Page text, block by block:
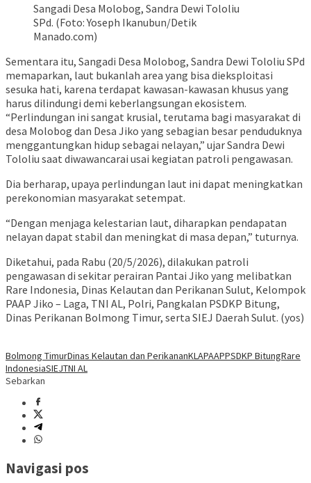
Sangadi Desa Molobog, Sandra Dewi Tololiu
SPd. (Foto: Yoseph Ikanubun/Detik
Manado.com)
Sementara itu, Sangadi Desa Molobog, Sandra Dewi Tololiu SPd
memaparkan, laut bukanlah area yang bisa dieksploitasi
sesuka hati, karena terdapat kawasan-kawasan khusus yang
harus dilindungi demi keberlangsungan ekosistem.
“Perlindungan ini sangat krusial, terutama bagi masyarakat di
desa Molobog dan Desa Jiko yang sebagian besar penduduknya
menggantungkan hidup sebagai nelayan,” ujar Sandra Dewi
Tololiu saat diwawancarai usai kegiatan patroli pengawasan.
Dia berharap, upaya perlindungan laut ini dapat meningkatkan
perekonomian masyarakat setempat.
“Dengan menjaga kelestarian laut, diharapkan pendapatan
nelayan dapat stabil dan meningkat di masa depan,” tuturnya.
Diketahui, pada Rabu (20/5/2026), dilakukan patroli
pengawasan di sekitar perairan Pantai Jiko yang melibatkan
Rare Indonesia, Dinas Kelautan dan Perikanan Sulut, Kelompok
PAAP Jiko – Laga, TNI AL, Polri, Pangkalan PSDKP Bitung,
Dinas Perikanan Bolmong Timur, serta SIEJ Daerah Sulut. (yos)
Bolmong TimurDinas Kelautan dan PerikananKLAPAAPPSDKP BitungRare
IndonesiaSIEJTNI AL
Sebarkan
Navigasi pos